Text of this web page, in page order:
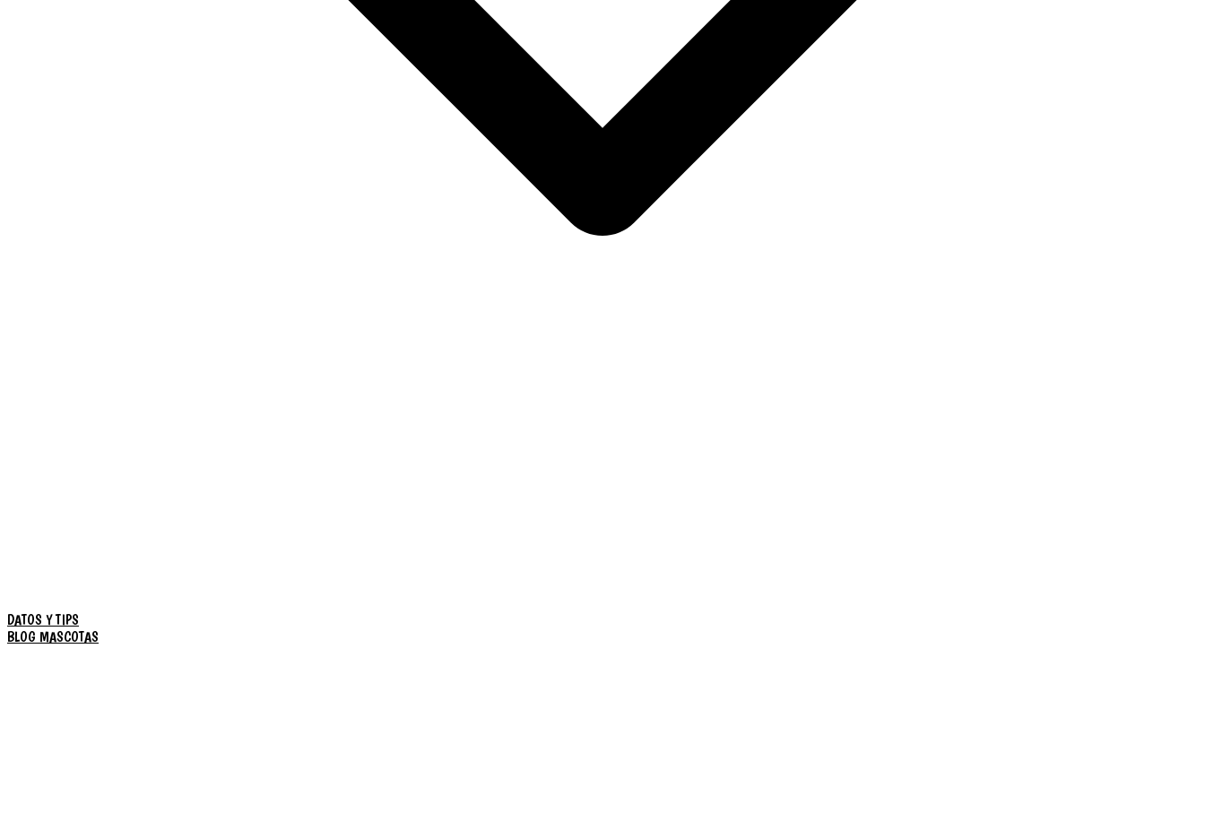
DATOS Y TIPS
BLOG MASCOTAS